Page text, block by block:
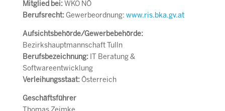
Mitglied bei:WKO NÖ
Berufsrecht:Gewerbeordnung: www.ris.bka.gv.at
Aufsichtsbehörde/Gewerbebehörde:
Bezirkshauptmannschaft Tulln
Berufsbezeichnung:IT Beratung &
Softwareentwicklung
Verleihungsstaat:Österreich
Geschäftsführer